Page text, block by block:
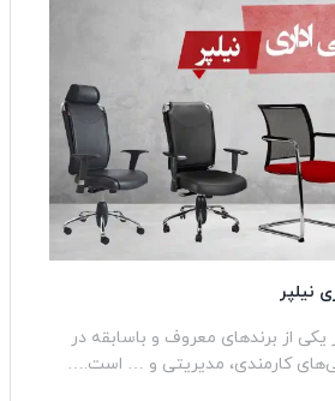
نیلپر
یکی از برندهای معروف و باسابقه در
کارمندی، مدیریتی و … است.…